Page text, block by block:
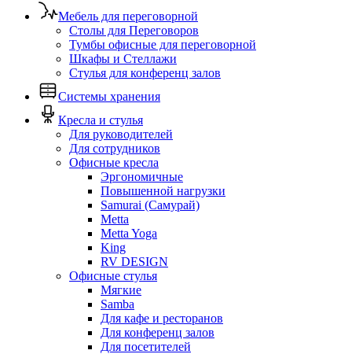
Мебель для переговорной
Столы для Переговоров
Тумбы офисные для переговорной
Шкафы и Стеллажи
Стулья для конференц залов
Системы хранения
Кресла и стулья
Для руководителей
Для сотрудников
Офисные кресла
Эргономичные
Повышенной нагрузки
Samurai (Самурай)
Metta
Metta Yoga
King
RV DESIGN
Офисные стулья
Мягкие
Samba
Для кафе и ресторанов
Для конференц залов
Для посетителей